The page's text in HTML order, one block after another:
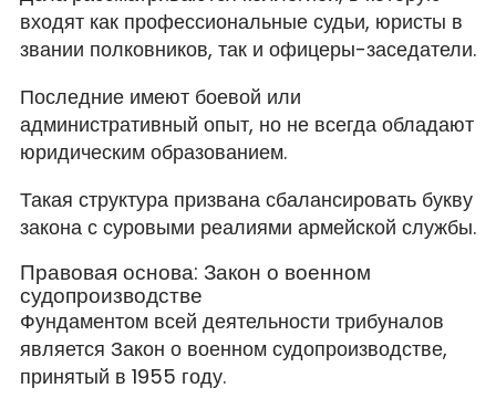
входят как профессиональные судьи, юристы в
звании полковников, так и офицеры-заседатели.
Последние имеют боевой или
административный опыт, но не всегда обладают
юридическим образованием.
Такая структура призвана сбалансировать букву
закона с суровыми реалиями армейской службы.
Правовая основа: Закон о военном
судопроизводстве
Фундаментом всей деятельности трибуналов
является Закон о военном судопроизводстве,
принятый в 1955 году.